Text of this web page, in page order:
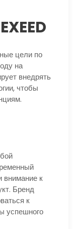
цели по
на
внедрять
чтобы
внимание к
Бренд
к
успешного